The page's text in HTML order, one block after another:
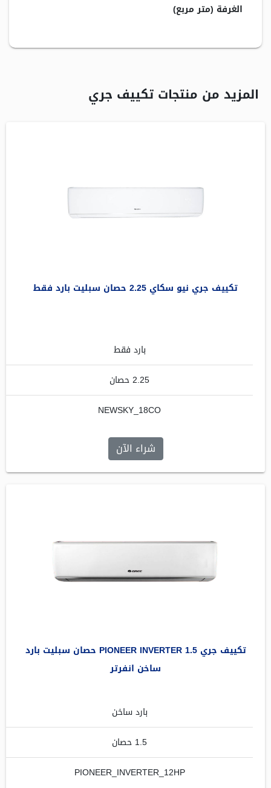
الغرفة (متر مربع)
المزيد من منتجات تكييف جري
تكييف جري نيو سكاي 2.25 حصان سبليت بارد فقط
بارد فقط
2.25 حصان
NEWSKY_18CO
شراء الآن
تكييف جري PIONEER INVERTER 1.5 حصان سبليت بارد
ساخن انفرتر
بارد ساخن
1.5 حصان
PIONEER_INVERTER_12HP